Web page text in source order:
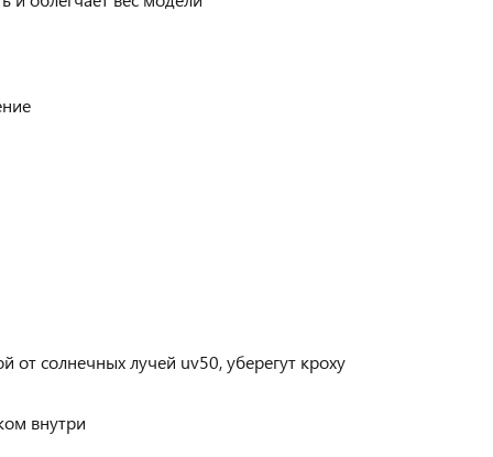
от солнечных лучей uv50, уберегут кроху
внутри